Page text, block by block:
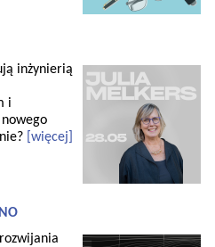
inżynierią
i
[więcej]